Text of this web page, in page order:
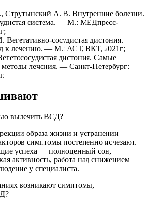
Струтынский А. В. Внутренние болезни.
система. — М.: МЕДпресс-
Вегетативно-сосудистая дистония.
к лечению. — М.: АСТ, ВКТ, 2021г;
дистония. Самые
лечения. — Санкт-Петербург:
вылечить ВСД?
образа жизни и устранении
симптомы постепенно исчезают.
успеха — полноценный сон,
активность, работа над снижением
у специалиста.
возникают симптомы,